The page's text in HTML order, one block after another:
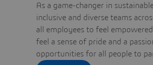
As a game-changer in
inclusive and diverse teams
all employees to feel
feel a sense of pride and a
opportunities for all people to